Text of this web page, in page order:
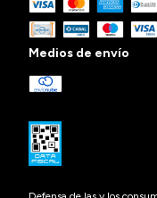
Medios de envío